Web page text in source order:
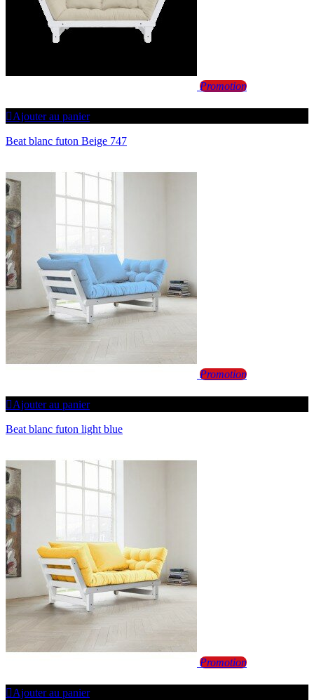
Promotion
Ajouter au panier
Beat blanc futon Beige 747
Promotion
Ajouter au panier
Beat blanc futon light blue
Promotion
Ajouter au panier